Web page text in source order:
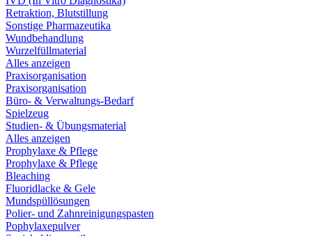
Retraktion, Blutstillung
Sonstige Pharmazeutika
Wundbehandlung
Wurzelfüllmaterial
Alles anzeigen
Praxisorganisation
Praxisorganisation
Büro- & Verwaltungs-Bedarf
Spielzeug
Studien- & Übungsmaterial
Alles anzeigen
Prophylaxe & Pflege
Prophylaxe & Pflege
Bleaching
Fluoridlacke & Gele
Mundspüllösungen
Polier- und Zahnreinigungspasten
Pophylaxepulver